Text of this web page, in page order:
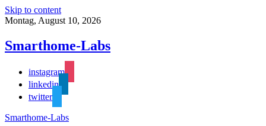
Skip to content
Montag, August 10, 2026
Smarthome-Labs
instagram
linkedin
twitter
Smarthome-Labs